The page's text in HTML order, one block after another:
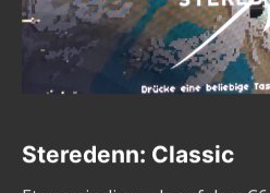
Steredenn: Classic